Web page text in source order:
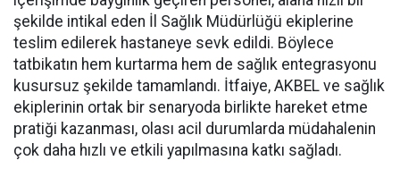
şekilde intikal eden İl Sağlık Müdürlüğü ekiplerine
teslim edilerek hastaneye sevk edildi. Böylece
tatbikatın hem kurtarma hem de sağlık entegrasyonu
kusursuz şekilde tamamlandı. İtfaiye, AKBEL ve sağlık
ekiplerinin ortak bir senaryoda birlikte hareket etme
pratiği kazanması, olası acil durumlarda müdahalenin
çok daha hızlı ve etkili yapılmasına katkı sağladı.